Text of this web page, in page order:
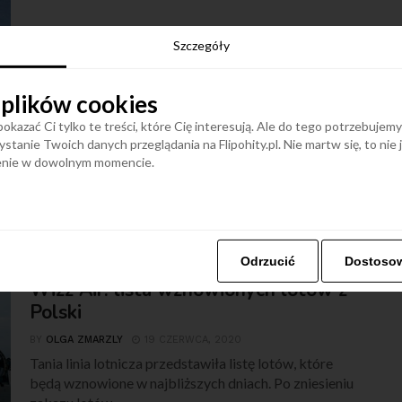
Nowe bazy Wizz Air: Bacău,
Dortmund, Tirana, Lwów i Sankt
Petersburg
BY OLGA ZMARZLY 23 CZERWCA, 2020
Pandemia nowego koronawirusa spowodowała
Wizz Air: lista wznowionych lotów z
Polski
OLGA ZMARZLY
Tania linia lotnicza przedstawiła listę lotów, które
będą wznowione w najbliższych dniach. Po zniesieniu
Szczegóły
cookies
Ci tylko te treści, które Cię interesują. Ale do tego
Twoich danych przeglądania na Flipohity.pl. Nie martw się, to nie
w dowolnym momencie.
Odrzucić